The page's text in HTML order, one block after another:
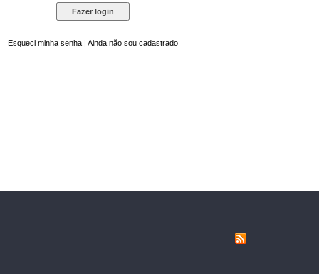
Esqueci minha senha | Ainda não sou cadastrado